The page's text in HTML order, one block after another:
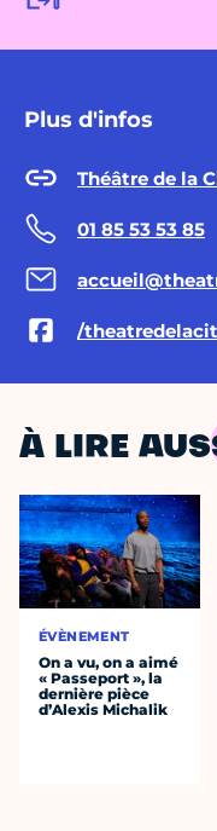
Plus d'infos
Théâtre de la
01 85 53 53 85
/
À LIRE
ÉVÈNEMENT
On a vu, on a aimé
« Passeport », la
dernière pièce
d’Alexis Michalik